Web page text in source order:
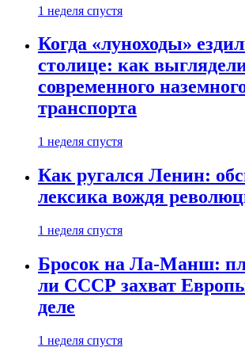
1 неделя спустя
Когда «луноходы»
столице: как
современного
транспорта
1 неделя спустя
Как ругался Ленин:
лексика вождя
1 неделя спустя
Бросок на Ла-Манш:
ли СССР захват
деле
1 неделя спустя